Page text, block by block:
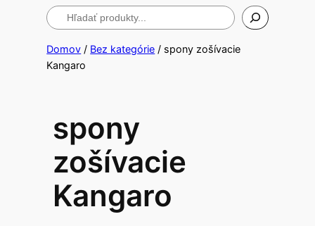
Hľadanie
Domov / Bez kategórie / spony zošívacie
Kangaro
spony
zošívacie
Kangaro